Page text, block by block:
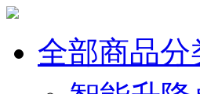
全部商品分